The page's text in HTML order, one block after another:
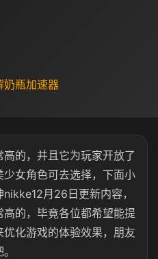
瓶加速器
的，并且它为玩家开放了
女角色可去选择，下面小
月26日更新内容，
的，毕竟各位都希望能提
化游戏的体验效果，朋友